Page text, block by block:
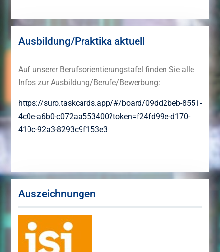
Ausbildung/Praktika aktuell
Auf unserer Berufsorientierungstafel finden Sie alle
Infos zur Ausbildung/Berufe/Bewerbung:
https://suro.taskcards.app/#/board/09dd2beb-8551-
4c0e-a6b0-c072aa553400?token=f24fd99e-d170-
410c-92a3-8293c9f153e3
Auszeichnungen